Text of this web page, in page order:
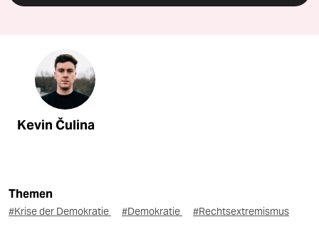
Kevin Čulina
Themen
#Krise der Demokratie #Demokratie #Rechtsextremismus